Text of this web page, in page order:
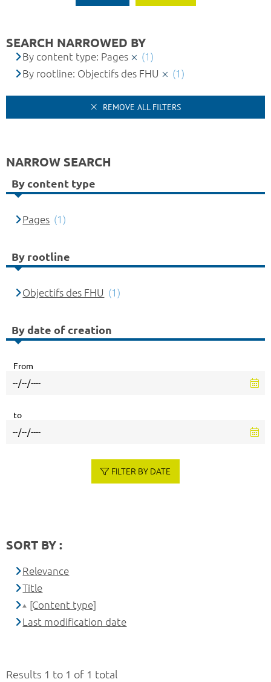
Results 1 to 1 of 1 total
SEARCH NARROWED BY
By content type: Pages
(1)
By rootline: Objectifs des FHU
(1)
REMOVE ALL FILTERS
NARROW SEARCH
By content type
Pages (1)
By rootline
Objectifs des FHU (1)
By date of creation
From
to
FILTER BY DATE
SORT BY :
Relevance
Title
[Content type]
Last modification date